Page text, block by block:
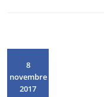
8
novembre
2017